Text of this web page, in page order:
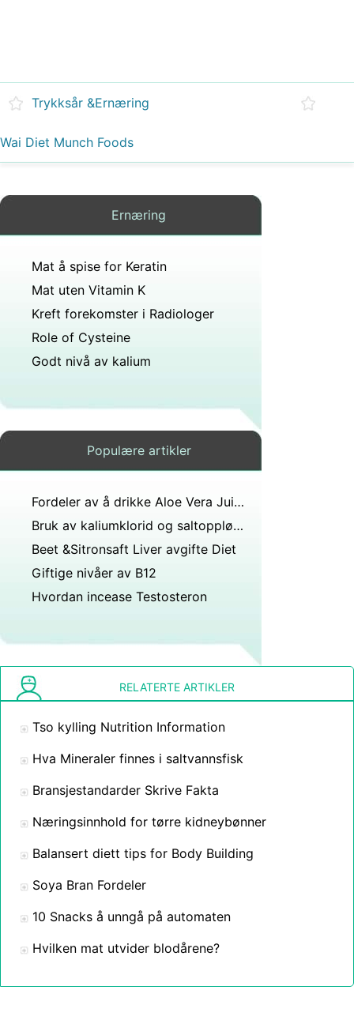
Trykksår &Ernæring
Wai Diet Munch Foods
Ernæring
Mat å spise for Keratin
Mat uten Vitamin K
Kreft forekomster i Radiologer
Role of Cysteine ​​
Godt nivå av kalium
Populære artikler
Fordeler av å drikke Aloe Vera Juice
Bruk av kaliumklorid og saltoppløsning
Beet &Sitronsaft Liver avgifte Diet
Giftige nivåer av B12
Hvordan incease Testosteron
RELATERTE ARTIKLER
Tso kylling Nutrition Information
Hva Mineraler finnes i saltvannsfisk
Bransjestandarder Skrive Fakta
Næringsinnhold for tørre kidneybønner
Balansert diett tips for Body Building
Soya Bran Fordeler
10 Snacks å unngå på automaten
Hvilken mat utvider blodårene?